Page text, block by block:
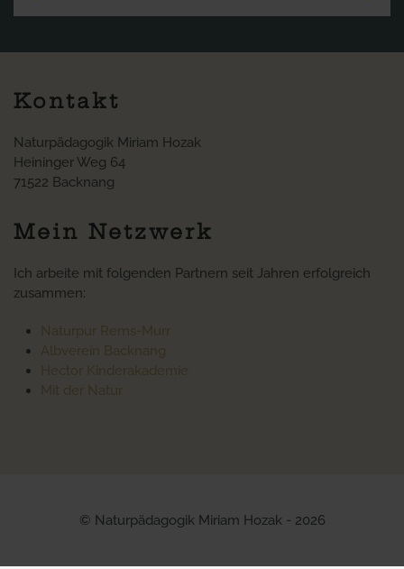
Kontakt
Naturpädagogik Miriam Hozak
Heininger Weg 64
71522 Backnang
Mein Netzwerk
Ich arbeite mit folgenden Partnern seit Jahren erfolgreich
zusammen:
Naturpur Rems-Murr
Albverein Backnang
Hector Kinderakademie
Mit der Natur
© Naturpädagogik Miriam Hozak - 2026